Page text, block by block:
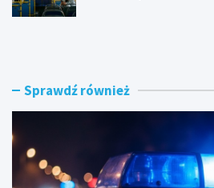
O
t
s
k
N
r
a
w
Sprawdź również